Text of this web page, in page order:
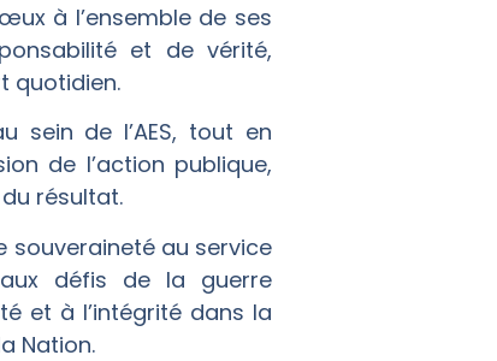
à l’ensemble de ses
et de vérité,
quotidien.
sein de l’AES, tout en
de l’action publique,
résultat.
souveraineté au service
défis de la guerre
et à l’intégrité dans la
Nation.